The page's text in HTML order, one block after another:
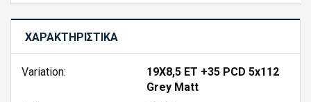
ΧΑΡΑΚΤΗΡΙΣΤΙΚΆ
Variation:
19X8,5 ET +35 PCD 5x112
Grey Matt